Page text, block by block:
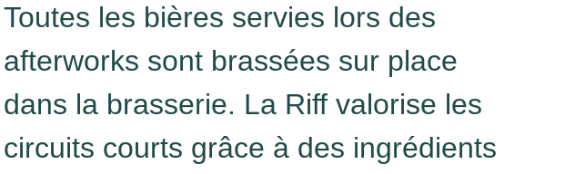
Toutes les bières servies lors des
afterworks sont brassées sur place
dans la brasserie. La Riff valorise les
circuits courts grâce à des ingrédients